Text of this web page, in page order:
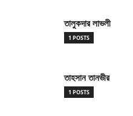
তালুকদার লাভলী
1 POSTS
তাহসান তানভীর
1 POSTS